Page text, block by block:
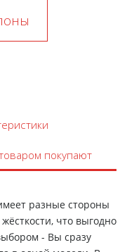
покупают
разные стороны
что выгодно
- Вы сразу